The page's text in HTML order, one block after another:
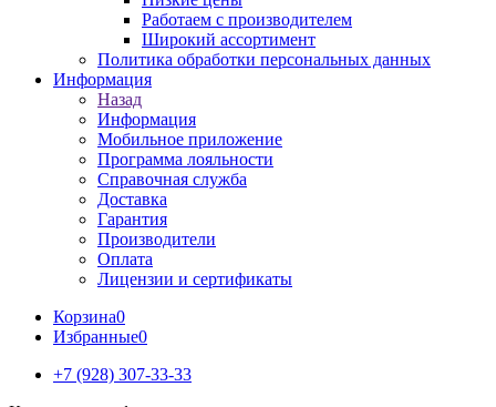
Работаем с производителем
Широкий ассортимент
Политика обработки персональных данных
Информация
Назад
Информация
Мобильное приложение
Программа лояльности
Справочная служба
Доставка
Гарантия
Производители
Оплата
Лицензии и сертификаты
Корзина0
Избранные0
+7 (928) 307-33-33